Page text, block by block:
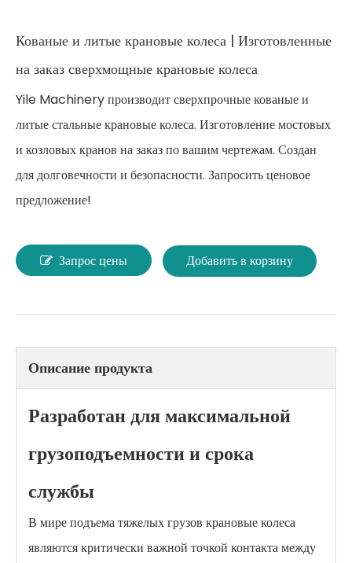
Кованые и литые крановые колеса | Изготовленные
на заказ сверхмощные крановые колеса
Yile Machinery производит сверхпрочные кованые и
литые стальные крановые колеса. Изготовление мостовых
и козловых кранов на заказ по вашим чертежам. Создан
для долговечности и безопасности. Запросить ценовое
предложение!
Запрос цены Добавить в корзину
Описание продукта
Разработан для максимальной
грузоподъемности и срока
службы
В мире подъема тяжелых грузов крановые колеса
являются критически важной точкой контакта между